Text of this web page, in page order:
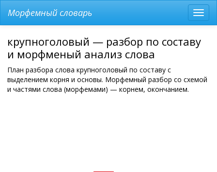
меню
Морфемный словарь
крупноголовый — разбор по составу
и морфменый анализ слова
План разбора слова крупноголовый по составу с
выделением корня и основы. Морфемный разбор со схемой
и частями слова (морфемами) — корнем, окончанием.